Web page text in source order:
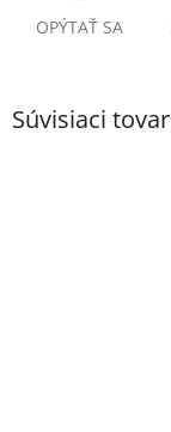
OPÝTAŤ SA
Súvisiaci tovar